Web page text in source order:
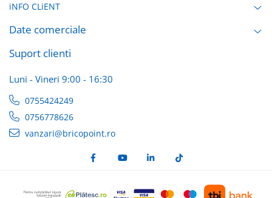
iNFO CLiENT
Date comerciale
Suport clienti
Luni - Vineri 9:00 - 16:30
0755424249
0756778626
vanzari@bricopoint.ro